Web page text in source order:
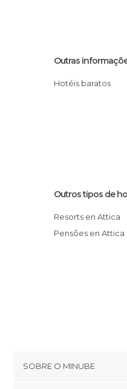
Outras
Hotéis baratos
Outros tipos de
Resorts en Attica
Pensões en Attica
SOBRE O MINUBE